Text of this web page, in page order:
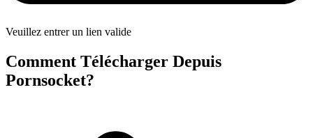
Veuillez entrer un lien valide
Comment Télécharger Depuis
Pornsocket?